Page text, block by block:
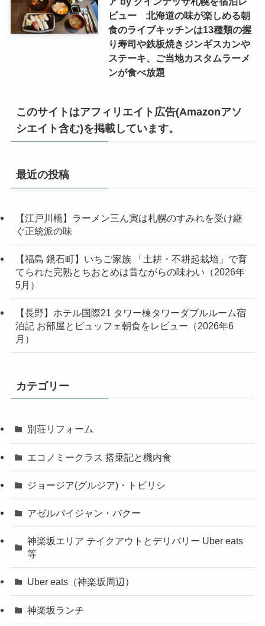
ビュー 北海道の味が楽しめる朝
食のライブキッチンは13種類の握
り寿司や鉄板焼きジンギスカンや
ステーキ、ご当地カスタムラーメ
ンが食べ放題
このサイトはアフィリエイト広告(Amazonアソ
シエイト含む)を掲載しています。
最近の投稿
【江戸川橋】ラーメン三ん寅は札幌のすみれを受け継
ぐ正統派の味
【福島 鏡石町】いちご家族 「土耕・不耕起栽培」で育
てられた完熟とちおとめは昔ながらの味わい（2026年
5月）
【長野】ホテル国際21 タワー棟タワーダブルルーム宿
泊記 お部屋とビュッフェ朝食をレビュー（2026年6
月）
カテゴリー
別荘リフォーム
エコノミークラス 搭乗記と機内食
ジョージア(グルジア)・トビリシ
アゼルバイジャン・バクー
神楽坂エリア テイクアウトとデリバリー Uber eats
等
Uber eats（神楽坂周辺）
神楽坂ランチ